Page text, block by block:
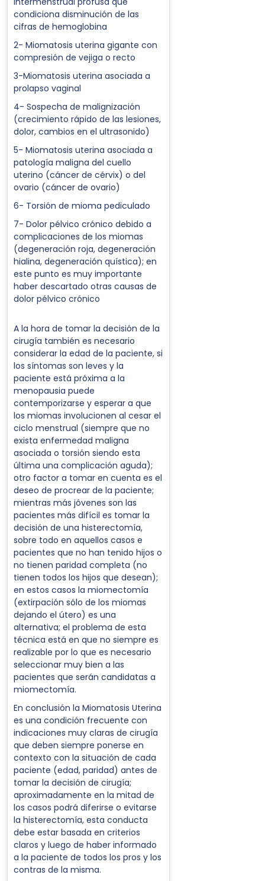
condiciona disminución de las
cifras de hemoglobina
2- Miomatosis uterina gigante con
compresión de vejiga o recto
3-Miomatosis uterina asociada a
prolapso vaginal
4- Sospecha de malignización
(crecimiento rápido de las lesiones,
dolor, cambios en el ultrasonido)
5- Miomatosis uterina asociada a
patología maligna del cuello
uterino (cáncer de cérvix) o del
ovario (cáncer de ovario)
6- Torsión de mioma pediculado
7- Dolor pélvico crónico debido a
complicaciones de los miomas
(degeneración roja, degeneración
hialina, degeneración quística); en
este punto es muy importante
haber descartado otras causas de
dolor pélvico crónico
A la hora de tomar la decisión de la
cirugía también es necesario
considerar la edad de la paciente, si
los síntomas son leves y la
paciente está próxima a la
menopausia puede
contemporizarse y esperar a que
los miomas involucionen al cesar el
ciclo menstrual (siempre que no
exista enfermedad maligna
asociada o torsión siendo esta
última una complicación aguda);
otro factor a tomar en cuenta es el
deseo de procrear de la paciente;
mientras más jóvenes son las
pacientes más difícil es tomar la
decisión de una histerectomía,
sobre todo en aquellos casos e
pacientes que no han tenido hijos o
no tienen paridad completa (no
tienen todos los hijos que desean);
en estos casos la miomectomía
(extirpación sólo de los miomas
dejando el útero) es una
alternativa; el problema de esta
técnica está en que no siempre es
realizable por lo que es necesario
seleccionar muy bien a las
pacientes que serán candidatas a
miomectomía.
En conclusión la Miomatosis Uterina
es una condición frecuente con
indicaciones muy claras de cirugía
que deben siempre ponerse en
contexto con la situación de cada
paciente (edad, paridad) antes de
tomar la decisión de cirugía;
aproximadamente en la mitad de
los casos podrá diferirse o evitarse
la histerectomía, esta conducta
debe estar basada en criterios
claros y luego de haber informado
a la paciente de todos los pros y los
contras de la misma.